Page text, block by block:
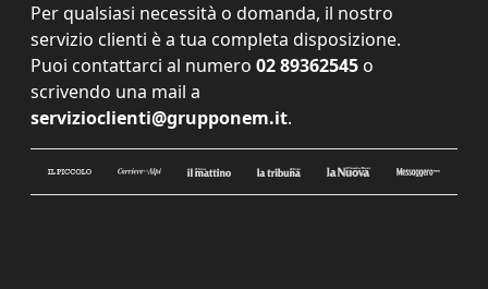
Per qualsiasi necessità o domanda, il nostro
servizio clienti è a tua completa disposizione.
Puoi contattarci al numero 02 89362545 o
scrivendo una mail a
servizioclienti@grupponem.it.